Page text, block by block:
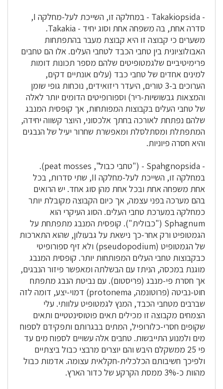
- Takakiopsida - במחלקה זו, השייכת לעל-מחלקה I,
סדרה אחת, בה משפחה אחת וסוג יחיד - Takakia.
משערים כי קבוצה זו היא קבוצת מעבר בהתפתחות
האבולוציונית בין טחבי הכבד לטחבי העלים. אלו הם טחבים
פרימיטיביים שלגמטופיטים שלהם מספר תכונות דומות
למינים אחדים של טחבי כבד (עלים אונתיים דקים,
הערוכים ב-3 טורים, היעדר ריזואידים, נוכחות גופי שומן
והמצאות גבשושיות-ריר) וספורופיטים הדומים יותר לאלה
של טחבי העלים בקבוצות המפותחות, אך קופסית המנבג
שלהם נפתחת לאורכה בחתך אלכסוני, היוצר קשווה יחידה,
המתפתלת ומסתלסלת ומאפשרת שחרור יעיל של הנבגים
והיא חסרה פיוניות.
- Spahgnopsida - ("טחבי כבול", peat mosses).
במחלקה זו, השייכת לעל-מחלקה II, שתי סדרות, בכל
אחת משפחה אחת ובכל אחת מהן סוג אחד. יש הרואים
בהם מערכה בפני עצמה, אך כיום הקבוצה מקובלת יותר
כמחלקה במערכת טחבי העלים. הסוג העיקרי הוא
Sphagnum ("כבולית"). קופסית המנבג מתפתחת על
הגמטופיט ורק אחר-כך נישאת על גבעולון, שהוא התארכות
של הגמטופיט (pseudopodium) ולא זיף ספורופיטי
כבקבוצות טחבי העלים המפותחות יותר. קופסית המנבג
מוגנת במכסה, הניתז עם הבשלתה ומאפשר פיזור הנבגים,
אך חסרת פי-מנבג (פריסטום). עם נביטת הנבג מתפתח
חוט-נביטה (פרוטונמה, protonema) דמוי-יצע, דומה לזה
שברבים מטחבי הכבד, המנץ לגמטופיט עלוותי. עלי
הצמחים מקבוצה זו מכילים תאים פוטוסינטטיים ותאים
שקופים חסרי-כלורופיל, המתים בבגרותם ותפקידם לספוח
מים ולמנוע התייבשות. טחבים אלה עשויים לספוח מים עד
פי 25 ממשקלם היבש והם יוצרים מרבצי כבול ביצתיים
ולפיכך חשיבותם הכלכלית-חקלאית עצומה. אדמות כבול
מהוות כ-3% ממסת הקרקע של כדור הארץ.